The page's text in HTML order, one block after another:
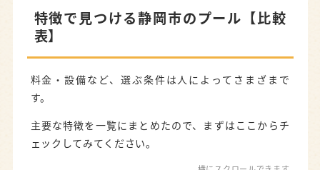
無料で楽しめる！夏の公園プール
用宗公園プール
その他｜静岡市の無料プール一覧
特徴で見つける静岡市のプール【比較
表】
料金・設備など、選ぶ条件は人によってさまざまで
す。
主要な特徴を一覧にまとめたので、まずはここからチ
ェックしてみてください。